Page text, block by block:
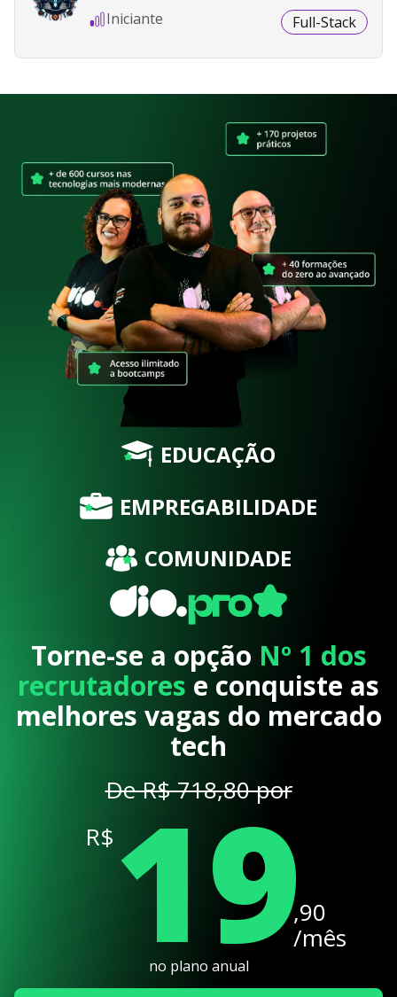
Iniciante Full-Stack
EDUCAÇÃO
EMPREGABILIDADE
COMUNIDADE
Torne-se a opção Nº 1 dos
recrutadores e conquiste as
melhores vagas do mercado
tech
De R$ 718,80 por
R$ 19,90
/mês
no plano anual